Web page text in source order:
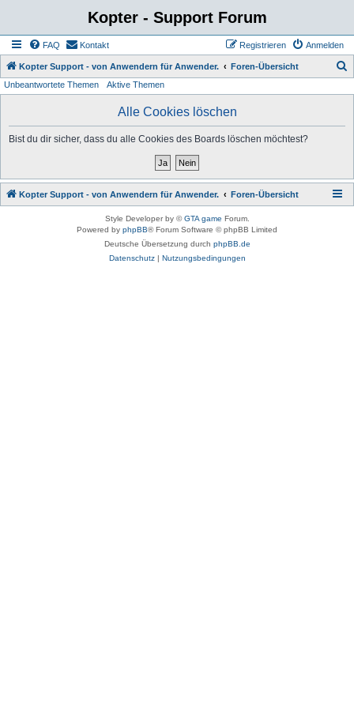
Kopter - Support Forum
FAQ Kontakt Anmelden
Registrieren
Kopter Support - von Anwendern für Anwender. Foren-Übersicht
Unbeantwortete Themen Aktive Themen
Alle Cookies löschen
Bist du dir sicher, dass du alle Cookies des Boards löschen möchtest?
Kopter Support - von Anwendern für Anwender. Foren-Übersicht
Style Developer by ©GTA game Forum.
Powered by phpBB® Forum Software © phpBB Limited
Deutsche Übersetzung durch phpBB.de
Datenschutz| Nutzungsbedingungen